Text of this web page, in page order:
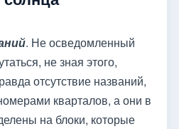
. Не осведомленный
не зная этого,
отсутствие названий,
кварталов, а они в
на блоки, которые